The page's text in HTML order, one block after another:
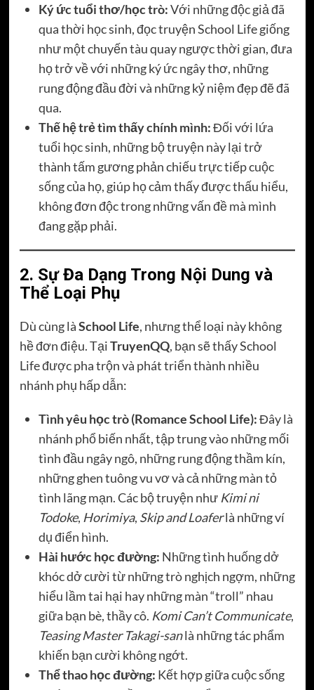
Ký ức tuổi thơ/học trò:Với những độc giả đã
qua thời học sinh, đọc truyện School Life giống
như một chuyến tàu quay ngược thời gian, đưa
họ trở về với những ký ức ngây thơ, những
rung động đầu đời và những kỷ niệm đẹp đẽ đã
qua.
Thế hệ trẻ tìm thấy chính mình:Đối với lứa
tuổi học sinh, những bộ truyện này lại trở
thành tấm gương phản chiếu trực tiếp cuộc
sống của họ, giúp họ cảm thấy được thấu hiểu,
không đơn độc trong những vấn đề mà mình
đang gặp phải.
2. Sự Đa Dạng Trong Nội Dung và
Thể Loại Phụ
Dù cùng làSchool Life, nhưng thể loại này không
hề đơn điệu. TạiTruyenQQ, bạn sẽ thấy School
Life được pha trộn và phát triển thành nhiều
nhánh phụ hấp dẫn:
Tình yêu học trò (Romance School Life):Đây là
nhánh phổ biến nhất, tập trung vào những mối
tình đầu ngây ngô, những rung động thầm kín,
những ghen tuông vu vơ và cả những màn tỏ
tình lãng mạn. Các bộ truyện như Kimi ni
Todoke, Horimiya, Skip and Loaferlà những ví
dụ điển hình.
Hài hước học đường: Những tình huống dở
khóc dở cười từ những trò nghịch ngợm, những
hiểu lầm tai hại hay những màn “troll” nhau
giữa bạn bè, thầy cô. Komi Can’t Communicate,
Teasing Master Takagi-sanlà những tác phẩm
khiến bạn cười không ngớt.
Thể thao học đường: Kết hợp giữa cuộc sống